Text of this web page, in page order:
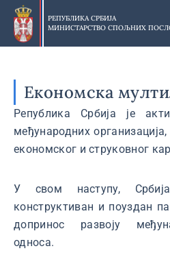
Прескочи
главни
део
РЕПУБЛИКА СРБИЈА
МИНИСТАРСТВО СПОЉНИХ
Економска
Република Србија је
међународних
економског и струковног
У свом наступу,
конструктиван и поуздан
допринос развоју
односа.